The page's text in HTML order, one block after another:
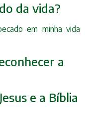
da vida?
em minha vida
a
e a Bíblia